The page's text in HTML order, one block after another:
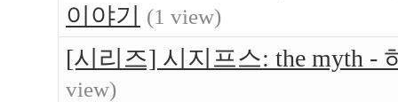
이야기
(1 view)
[시리즈] 시지프스: the myth -
view)